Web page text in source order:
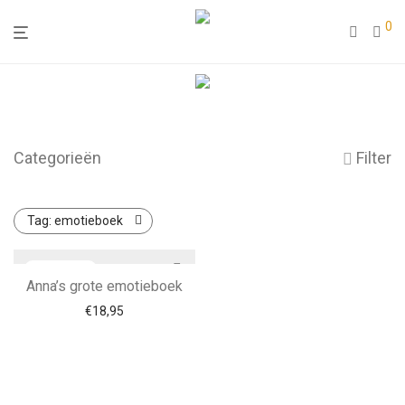
0
Categorieën Filter
Tag: emotieboek
Anna’s grote emotieboek
€18,95